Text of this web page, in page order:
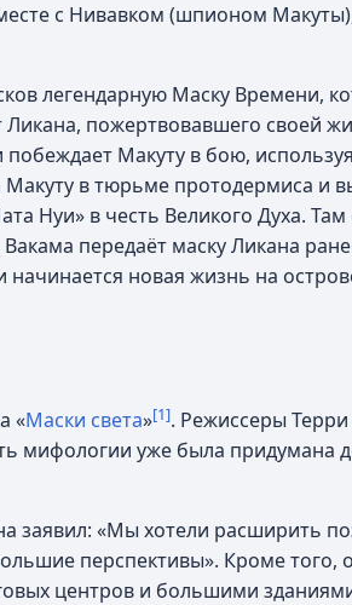
с Нивавком (шпионом
легендарную Маску Времени,
пожертвовавшего своей
Макуту в бою,
в тюрьме протодермиса и
Нуи» в честь Великого Духа.
передаёт маску Ликана
новая жизнь на
«Маски света»[1]. Режиссеры
мифологии уже была придумана
заявил: «Мы хотели расширить
перспективы». Кроме того,
центров и большими